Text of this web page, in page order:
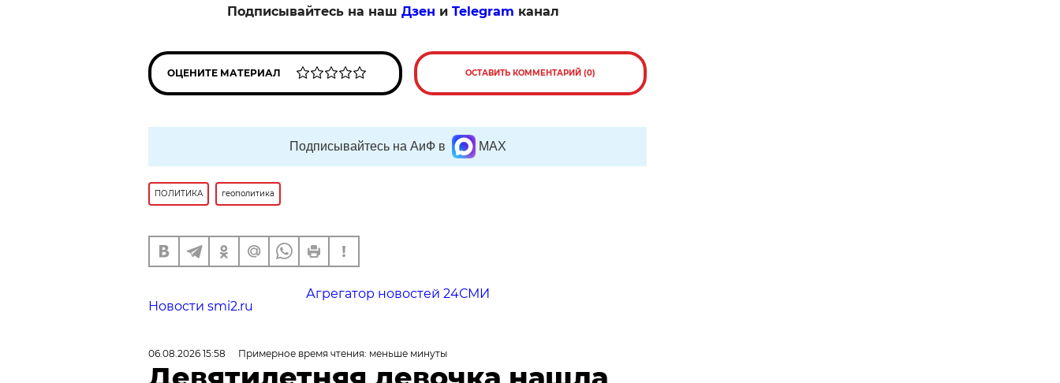
Подписывайтесь на наш Дзен и Telegram канал
ОЦЕНИТЕ МАТЕРИАЛ ОСТАВИТЬ КОММЕНТАРИЙ (0)
Подписывайтесь на АиФ в MAX
ПОЛИТИКА геополитика
Агрегатор новостей 24СМИ
Новости smi2.ru
06.08.2026 15:58 Примерное время чтения: меньше минуты